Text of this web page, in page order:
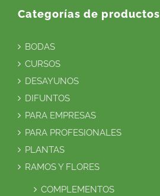
Categorías de productos
BODAS
CURSOS
DESAYUNOS
DIFUNTOS
PARA EMPRESAS
PARA PROFESIONALES
PLANTAS
RAMOS Y FLORES
COMPLEMENTOS